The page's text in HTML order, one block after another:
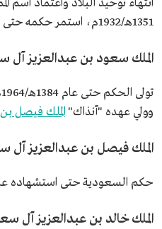
انتهاء توحيد البلاد واعتماد اسم
1351هـ/1932م، استمر حكمه حتى وفاته عام 1373هـ/1953م.
الملك سعود بن عبدالعزيز آل
وولي عهده "آنذاك" الملك فيصل
الملك فيصل بن عبدالعزيز آل
حكم السعودية حتى استشهاده عام 1395هـ/
الملك خالد بن عبدالعزيز آل